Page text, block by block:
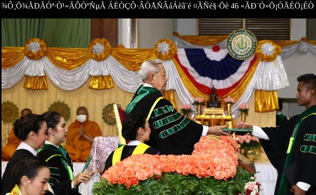
¾Ô¸Õ¾ÃÐÃÒª·Ò¹»ÃÔ­­ÒºÑµÃ ÁËÒÇÔ·ÂÒÅÑÂáÁèâ¨é ¤ÃÑé§·Õè 46 »ÃÐ¨Ó»Õ¡ÒÃÈÖ¡ÉÒ